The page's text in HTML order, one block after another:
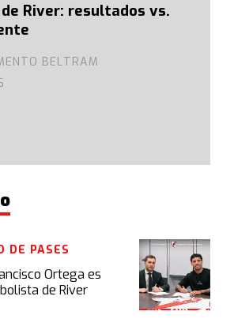
River: resultados vs.
BELTRAM
Ortega es
de River
DE PASES